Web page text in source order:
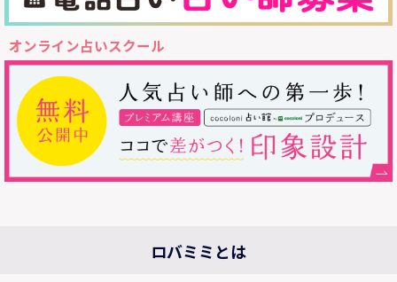
オンライン占いスクール
ロバミミとは